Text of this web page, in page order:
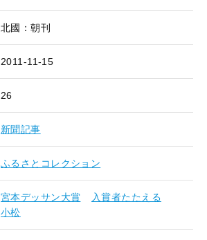
北國：朝刊
2011-11-15
26
新聞記事
ふるさとコレクション
宮本デッサン大賞
入賞者たたえる
小松